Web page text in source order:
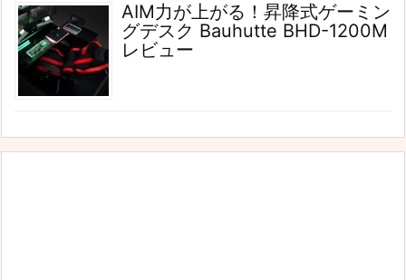
AIM力が上がる！昇降式ゲーミン
グデスク Bauhutte BHD-1200M
レビュー